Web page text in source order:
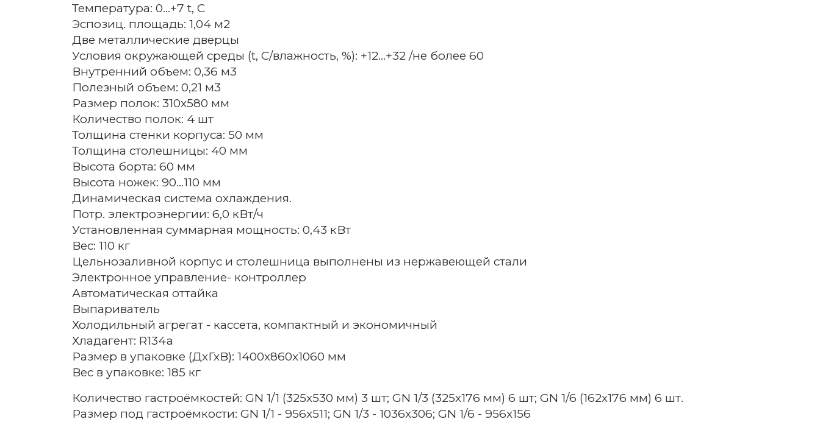
Температура: 0...+7 t, C
Эспозиц. площадь: 1,04 м2
Две металлические дверцы
Условия окружающей среды (t, C/влажность, %): +12…+32 /не более 60
Внутренний объем: 0,36 м3
Полезный объем: 0,21 м3
Размер полок: 310х580 мм
Количество полок: 4 шт
Толщина стенки корпуса: 50 мм
Толщина столешницы: 40 мм
Высота борта: 60 мм
Высота ножек: 90…110 мм
Динамическая система охлаждения.
Потр. электроэнергии: 6,0 кВт/ч
Установленная суммарная мощность: 0,43 кВт
Вес: 110 кг
Цельнозаливной корпус и столешница выполнены из нержавеющей стали
Электронное управление- контроллер
Автоматическая оттайка
Выпариватель
Холодильный агрегат - кассета, компактный и экономичный
Хладагент: R134a
Размер в упаковке (ДхГхВ): 1400х860х1060 мм
Вес в упаковке: 185 кг
Количество гастроёмкостей: GN 1/1 (325х530 мм) 3 шт; GN 1/3 (325х176 мм) 6 шт; GN 1/6 (162х176 мм) 6 шт.
Размер под гастроёмкости: GN 1/1 - 956x511; GN 1/3 - 1036x306; GN 1/6 - 956x156